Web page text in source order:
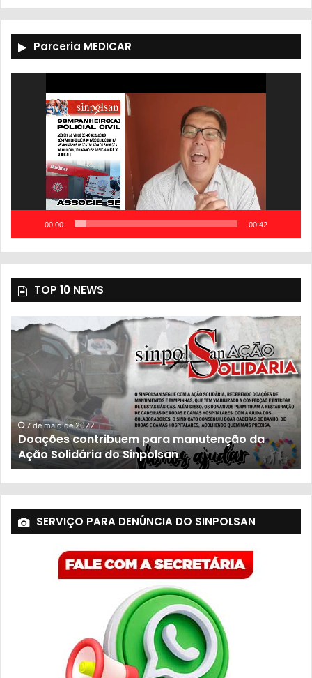
Parceria MEDICAR
00:00 00:42
TOP 10 NEWS
23 de novembro de 2021
População sofre com descaso do governo
SERVIÇO PARA DENÚNCIA DO SINPOLSAN